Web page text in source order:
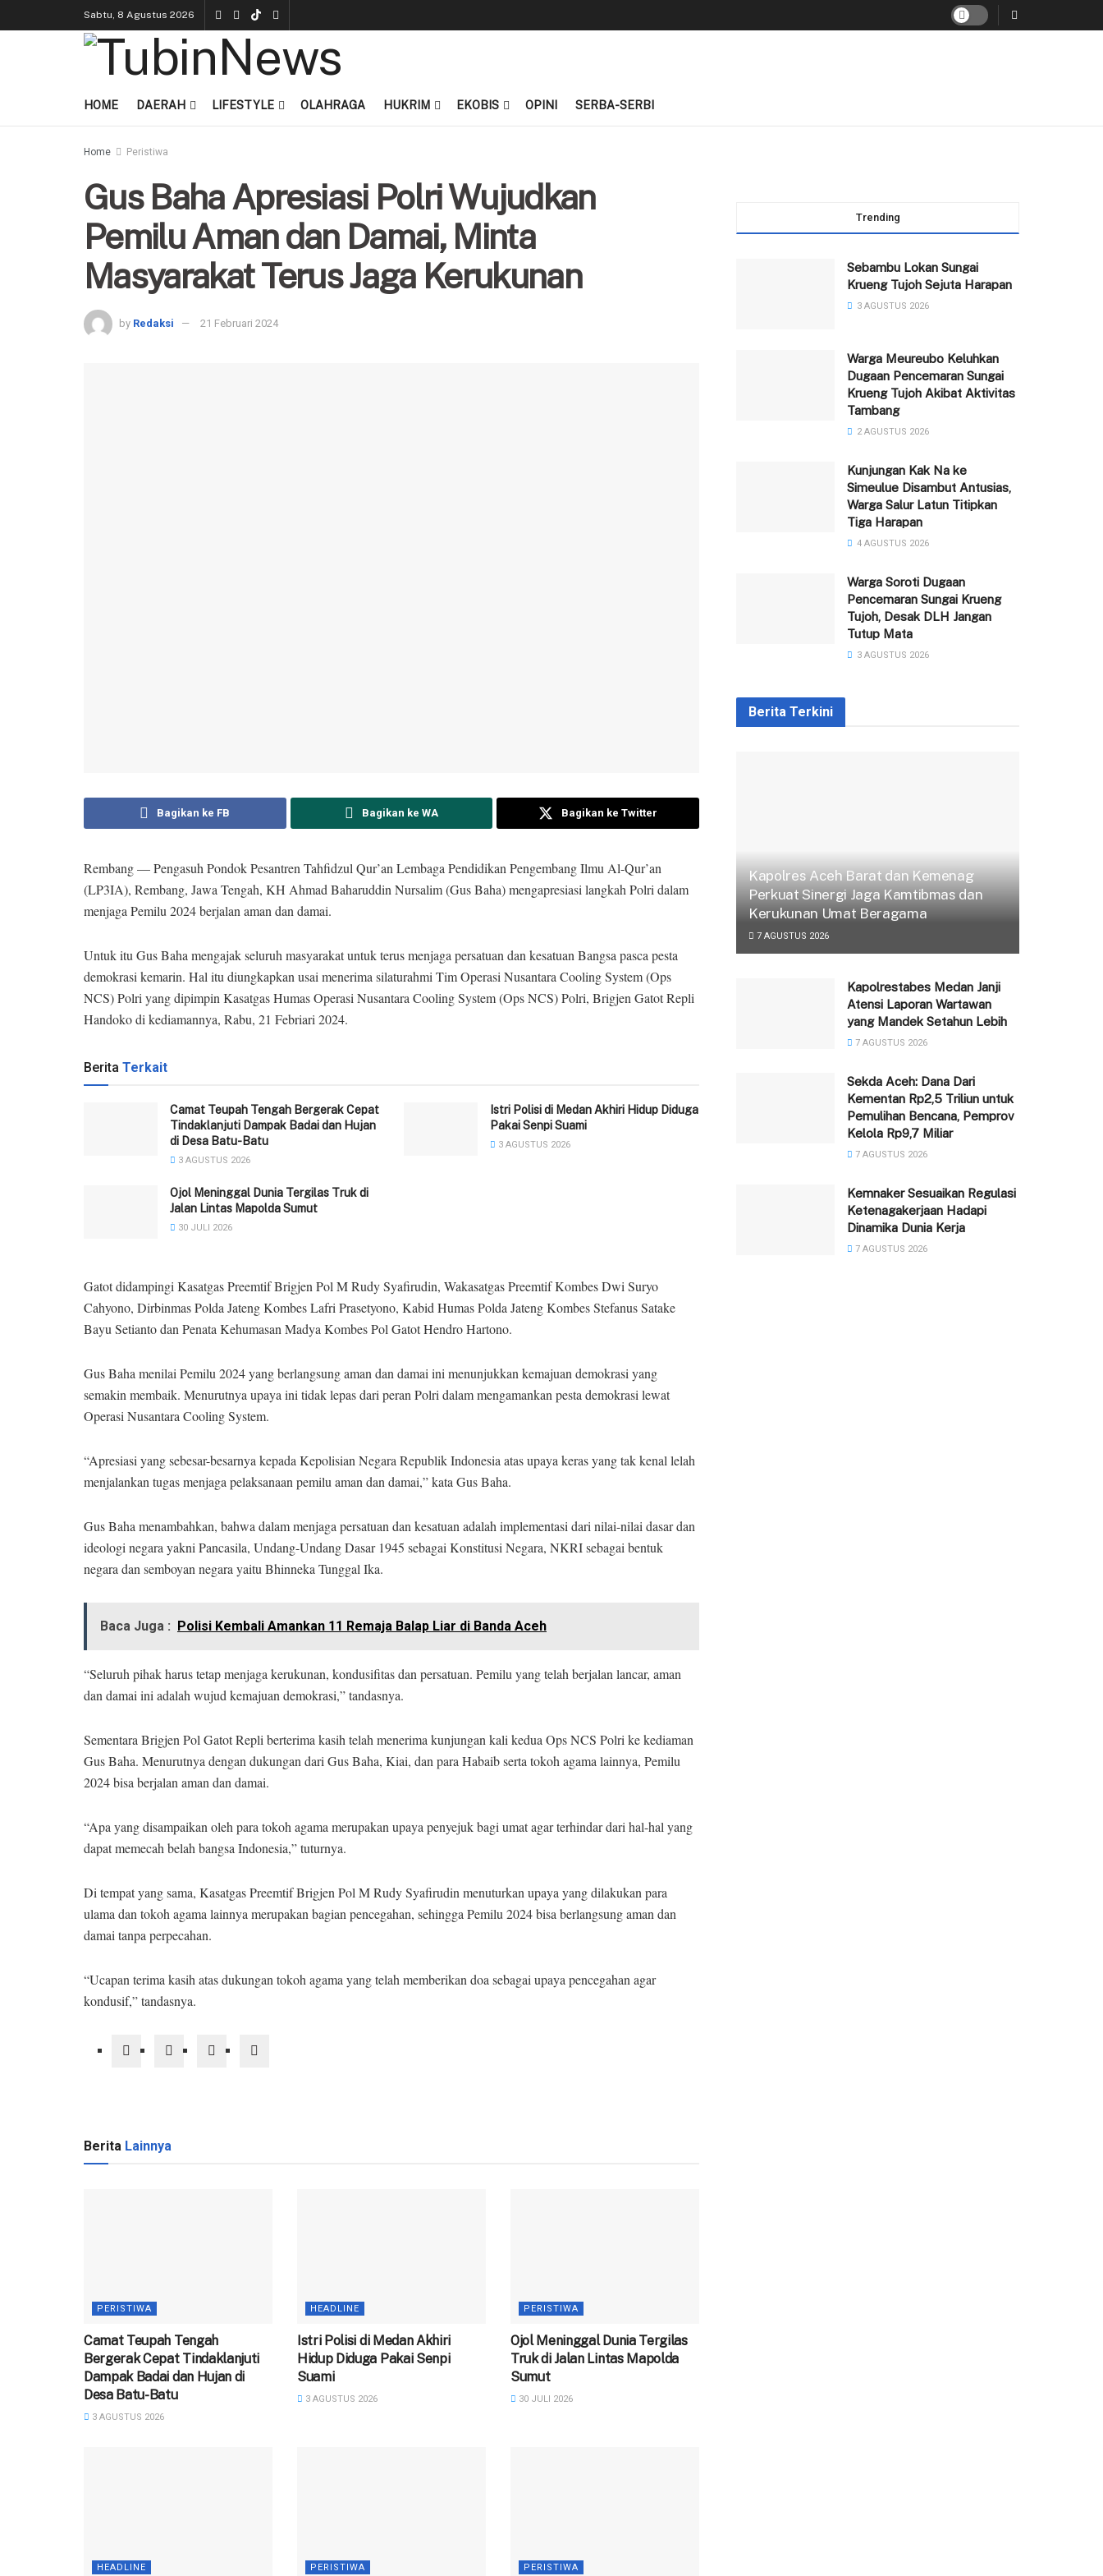
Sabtu, 8 Agustus 2026
HOME DAERAH LIFESTYLE OLAHRAGA HUKRIM EKOBIS OPINI SERBA-SERBI
Home Peristiwa
Gus Baha Apresiasi Polri Wujudkan
Pemilu Aman dan Damai, Minta
Masyarakat Terus Jaga Kerukunan
by Redaksi 21 Februari 2024
Bagikan ke FB Bagikan ke WA Bagikan ke Twitter
Rembang — Pengasuh Pondok Pesantren Tahfidzul Qur’an Lembaga Pendidikan Pengembang Ilmu Al-Qur’an
(LP3IA), Rembang, Jawa Tengah, KH Ahmad Baharuddin Nursalim (Gus Baha) mengapresiasi langkah Polri dalam
menjaga Pemilu 2024 berjalan aman dan damai.
Untuk itu Gus Baha mengajak seluruh masyarakat untuk terus menjaga persatuan dan kesatuan Bangsa pasca pesta
demokrasi kemarin. Hal itu diungkapkan usai menerima silaturahmi Tim Operasi Nusantara Cooling System (Ops
NCS) Polri yang dipimpin Kasatgas Humas Operasi Nusantara Cooling System (Ops NCS) Polri, Brigjen Gatot Repli
Handoko di kediamannya, Rabu, 21 Febriari 2024.
Berita Terkait
Camat Teupah Tengah Bergerak Cepat
Tindaklanjuti Dampak Badai dan Hujan
di Desa Batu-Batu
3 AGUSTUS 2026
‎Istri Polisi di Medan Akhiri Hidup Diduga
Pakai Senpi Suami
3 AGUSTUS 2026
Ojol Meninggal Dunia Tergilas Truk di
Jalan Lintas Mapolda Sumut
30 JULI 2026
Gatot didampingi Kasatgas Preemtif Brigjen Pol M Rudy Syafirudin, Wakasatgas Preemtif Kombes Dwi Suryo
Cahyono, Dirbinmas Polda Jateng Kombes Lafri Prasetyono, Kabid Humas Polda Jateng Kombes Stefanus Satake
Bayu Setianto dan Penata Kehumasan Madya Kombes Pol Gatot Hendro Hartono.
Gus Baha menilai Pemilu 2024 yang berlangsung aman dan damai ini menunjukkan kemajuan demokrasi yang
semakin membaik. Menurutnya upaya ini tidak lepas dari peran Polri dalam mengamankan pesta demokrasi lewat
Operasi Nusantara Cooling System.
“Apresiasi yang sebesar-besarnya kepada Kepolisian Negara Republik Indonesia atas upaya keras yang tak kenal lelah
menjalankan tugas menjaga pelaksanaan pemilu aman dan damai,” kata Gus Baha.
Gus Baha menambahkan, bahwa dalam menjaga persatuan dan kesatuan adalah implementasi dari nilai-nilai dasar dan
ideologi negara yakni Pancasila, Undang-Undang Dasar 1945 sebagai Konstitusi Negara, NKRI sebagai bentuk
negara dan semboyan negara yaitu Bhinneka Tunggal Ika.
Baca Juga : Polisi Kembali Amankan 11 Remaja Balap Liar di Banda Aceh
“Seluruh pihak harus tetap menjaga kerukunan, kondusifitas dan persatuan. Pemilu yang telah berjalan lancar, aman
dan damai ini adalah wujud kemajuan demokrasi,” tandasnya.
Sementara Brigjen Pol Gatot Repli berterima kasih telah menerima kunjungan kali kedua Ops NCS Polri ke kediaman
Gus Baha. Menurutnya dengan dukungan dari Gus Baha, Kiai, dan para Habaib serta tokoh agama lainnya, Pemilu
2024 bisa berjalan aman dan damai.
“Apa yang disampaikan oleh para tokoh agama merupakan upaya penyejuk bagi umat agar terhindar dari hal-hal yang
dapat memecah belah bangsa Indonesia,” tuturnya.
Di tempat yang sama, Kasatgas Preemtif Brigjen Pol M Rudy Syafirudin menuturkan upaya yang dilakukan para
ulama dan tokoh agama lainnya merupakan bagian pencegahan, sehingga Pemilu 2024 bisa berlangsung aman dan
damai tanpa perpecahan.
“Ucapan terima kasih atas dukungan tokoh agama yang telah memberikan doa sebagai upaya pencegahan agar
kondusif,” tandasnya.
Berita Lainnya
PERISTIWA
Camat Teupah Tengah
Bergerak Cepat Tindaklanjuti
Dampak Badai dan Hujan di
Desa Batu-Batu
3 AGUSTUS 2026
HEADLINE
‎Istri Polisi di Medan Akhiri
Hidup Diduga Pakai Senpi
Suami
3 AGUSTUS 2026
PERISTIWA
Ojol Meninggal Dunia Tergilas
Truk di Jalan Lintas Mapolda
Sumut
30 JULI 2026
HEADLINE PERISTIWA PERISTIWA
Trending
Sebambu Lokan Sungai
Krueng Tujoh Sejuta Harapan
3 AGUSTUS 2026
Warga Meureubo Keluhkan
Dugaan Pencemaran Sungai
Krueng Tujoh Akibat Aktivitas
Tambang
2 AGUSTUS 2026
Kunjungan Kak Na ke
Simeulue Disambut Antusias,
Warga Salur Latun Titipkan
Tiga Harapan
4 AGUSTUS 2026
Warga Soroti Dugaan
Pencemaran Sungai Krueng
Tujoh, Desak DLH Jangan
Tutup Mata
3 AGUSTUS 2026
Berita Terkini
Kapolres Aceh Barat dan Kemenag
Perkuat Sinergi Jaga Kamtibmas dan
Kerukunan Umat Beragama
7 AGUSTUS 2026
Kapolrestabes Medan Janji
Atensi Laporan Wartawan
yang Mandek Setahun Lebih
7 AGUSTUS 2026
Sekda Aceh: Dana Dari
Kementan Rp2,5 Triliun untuk
Pemulihan Bencana, Pemprov
Kelola Rp9,7 Miliar
7 AGUSTUS 2026
Kemnaker Sesuaikan Regulasi
Ketenagakerjaan Hadapi
Dinamika Dunia Kerja
7 AGUSTUS 2026